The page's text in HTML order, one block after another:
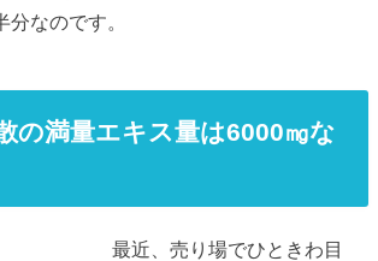
なのです。
の満量エキス量は6000㎎な
最近、売り場でひときわ目